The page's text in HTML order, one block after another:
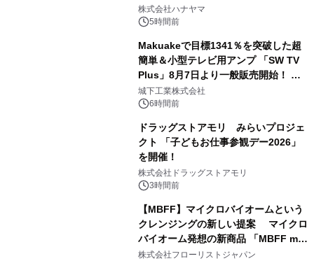
ギミックが融合した 大人の体験型パズ
ルが8月7日(金)12時より先行予約受付
株式会社ハナヤマ
5時間前
Makuakeで目標1341％を突破した超
簡単＆小型テレビ用アンプ 「SW TV
Plus」8月7日より一般販売開始！ ケ
ーブル1本つなぐだけ、テレビの音が
ぐっと豊かに
城下工業株式会社
6時間前
ドラッグストアモリ みらいプロジェ
クト 「子どもお仕事参観デー2026」
を開催！
株式会社ドラッグストアモリ
3時間前
【MBFF】マイクロバイオームという
クレンジングの新しい提案 マイクロ
バイオーム発想の新商品 「MBFF mb
クレンジングPRO」を2026年8月6日
株式会社フローリストジャパン